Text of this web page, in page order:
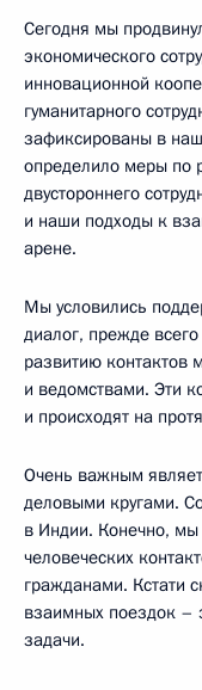
Сегодня мы
экономического
инновационной
гуманитарного
зафиксированы в
определило меры по
двустороннего
и наши подходы к
арене.
Мы условились
диалог, прежде
развитию контактов
и ведомствами. Эти
и происходят на
Очень важным
деловыми кругами.
в Индии. Конечно, мы
человеческих
гражданами. Кстати
взаимных поездок –
задачи.